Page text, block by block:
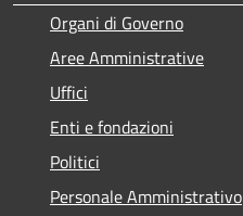
Organi di Governo
Aree Amministrative
Uffici
Enti e fondazioni
Politici
Personale Amministrativo